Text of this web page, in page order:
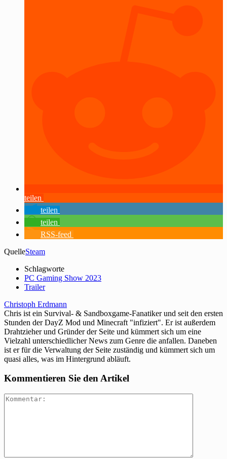
teilen
teilen
teilen
RSS-feed
QuelleSteam
Schlagworte
PC Gaming Show 2023
Trailer
Christoph Erdmann
Chris ist ein Survival- & Sandboxgame-Fanatiker und seit den ersten
Stunden der DayZ Mod und Minecraft "infiziert". Er ist außerdem
Drahtzieher und Gründer der Seite und kümmert sich um eine
Vielzahl unterschiedlicher News zum Genre die anfallen. Daneben
ist er für die Verwaltung der Seite zuständig und kümmert sich um
quasi alles, was im Hintergrund abläuft.
Kommentieren Sie den Artikel